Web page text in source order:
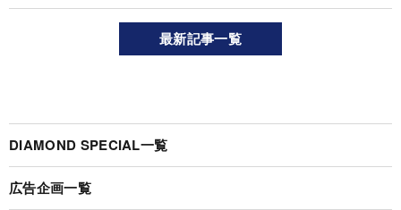
最新記事一覧
DIAMOND SPECIAL一覧
広告企画一覧